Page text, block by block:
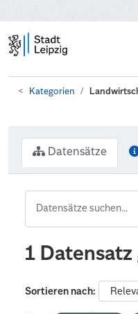
Kategorien
Datensätze
1
Sortieren nach